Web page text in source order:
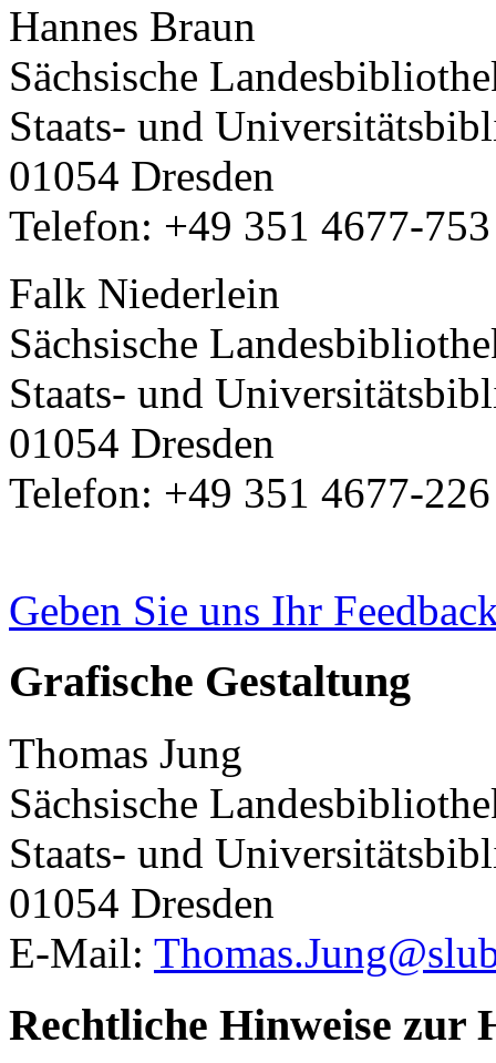
Hannes Braun
Sächsische
Staats- und
01054 Dresden
Telefon: +49 351 4677-753
Falk Niederlein
Sächsische
Staats- und
01054 Dresden
Telefon: +49 351 4677-226
Geben Sie uns Ihr
Grafische Gestaltung
Thomas Jung
Sächsische
Staats- und
01054 Dresden
E-Mail:
Rechtliche Hinweise zur